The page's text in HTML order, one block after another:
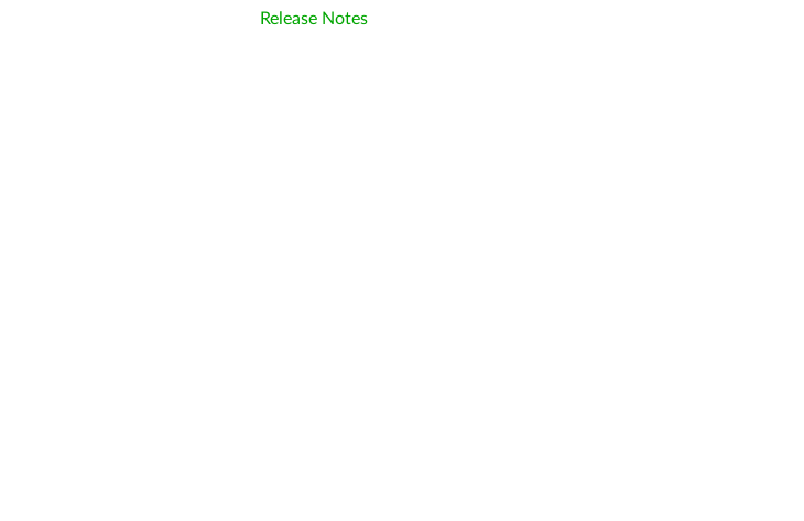
Release Notes